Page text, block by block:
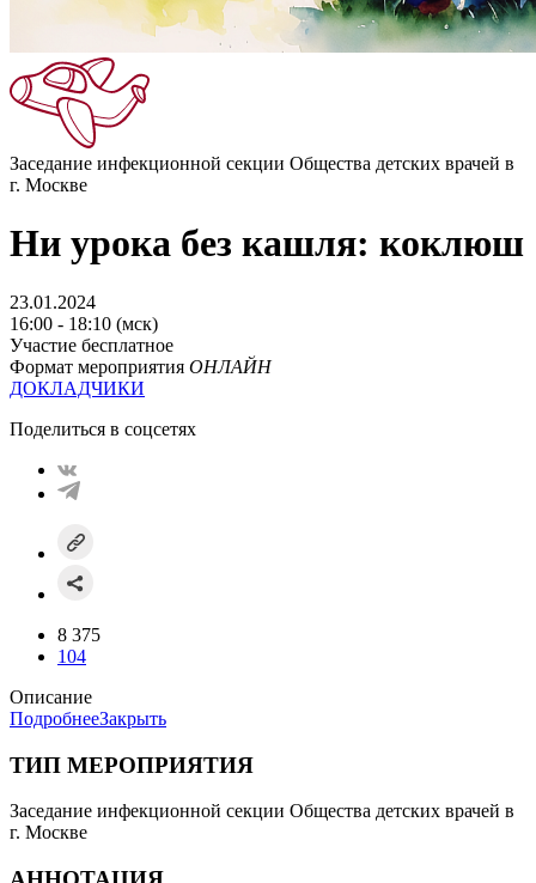
Заседание инфекционной секции Общества детских врачей в
г. Москве
Ни урока без кашля: коклюш
23.01.2024
16:00 - 18:10 (мск)
Участие бесплатное
Формат мероприятия ОНЛАЙН
ДОКЛАДЧИКИ
Поделиться в соцсетях
8 375
104
Описание
ПодробнееЗакрыть
ТИП МЕРОПРИЯТИЯ
Заседание инфекционной секции Общества детских врачей в
г. Москве